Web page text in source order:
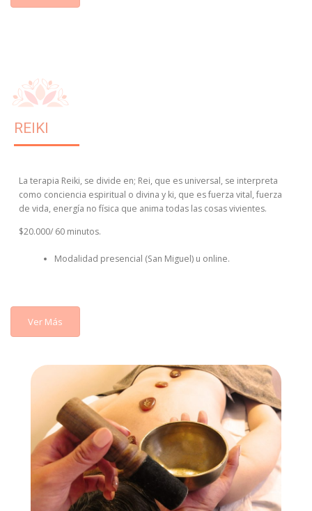
REIKI
La terapia Reiki, se divide en; Rei, que es universal, se interpreta
como conciencia espiritual o divina y ki, que es fuerza vital, fuerza
de vida, energía no física que anima todas las cosas vivientes.
$20.000/ 60 minutos.
Modalidad presencial (San Miguel) u online.
Ver Más